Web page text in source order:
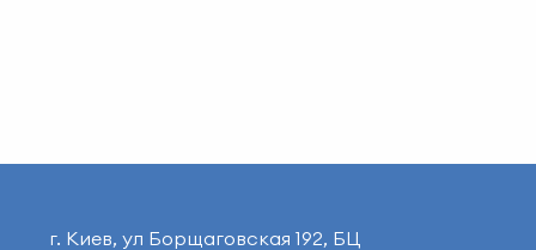
г. Киев, ул Борщаговская 192, БЦ